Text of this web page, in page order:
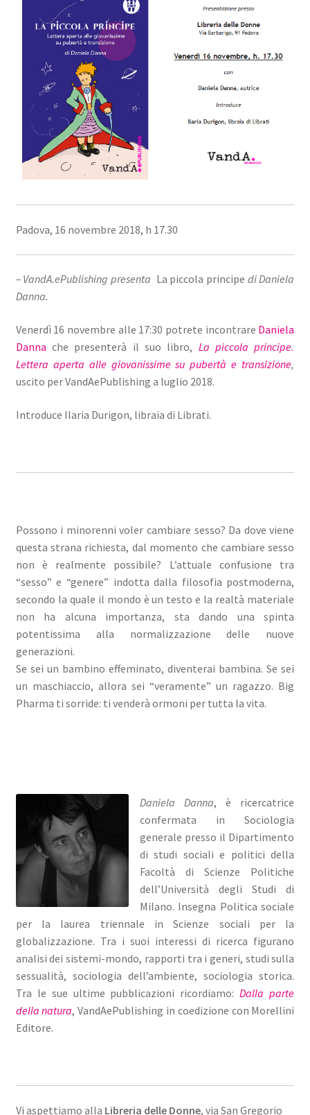
Padova, 16 novembre 2018, h 17.30
– VandA.ePublishing presenta La piccola principe di Daniela
Danna.
Venerdì 16 novembre alle 17:30 potrete incontrare Daniela
Danna che presenterà il suo libro, La piccola principe.
Lettera aperta alle giovanissime su pubertà e transizione,
uscito per VandAePublishing a luglio 2018.
Introduce Ilaria Durigon, libraia di Librati.
Possono i minorenni voler cambiare sesso? Da dove viene
questa strana richiesta, dal momento che cambiare sesso
non è realmente possibile? L’attuale confusione tra
“sesso” e “genere” indotta dalla filosofia postmoderna,
secondo la quale il mondo è un testo e la realtà materiale
non ha alcuna importanza, sta dando una spinta
potentissima alla normalizzazione delle nuove
generazioni.
Se sei un bambino effeminato, diventerai bambina. Se sei
un maschiaccio, allora sei “veramente” un ragazzo. Big
Pharma ti sorride: ti venderà ormoni per tutta la vita.
Daniela Danna, è ricercatrice
confermata in Sociologia
generale presso il Dipartimento
di studi sociali e politici della
Facoltà di Scienze Politiche
dell’Università degli Studi di
Milano. Insegna Politica sociale
per la laurea triennale in Scienze sociali per la
globalizzazione. Tra i suoi interessi di ricerca figurano
analisi dei sistemi-mondo, rapporti tra i generi, studi sulla
sessualità, sociologia dell’ambiente, sociologia storica.
Tra le sue ultime pubblicazioni ricordiamo:Dalla parte
della natura, VandAePublishing in coedizione con Morellini
Editore.
Vi aspettiamo alla Libreria delle Donne, via San Gregorio